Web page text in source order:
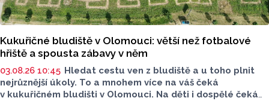
Kukuřičné bludiště v Olomouci: větší než fotbalové
hřiště a spousta zábavy v něm
03.08.26 10:45 Hledat cestu ven z bludiště a u toho plnit
nejrůznější úkoly. To a mnohem více na váš čeká
v kukuřičném bludišti v Olomouci. Na děti i dospělé čeká